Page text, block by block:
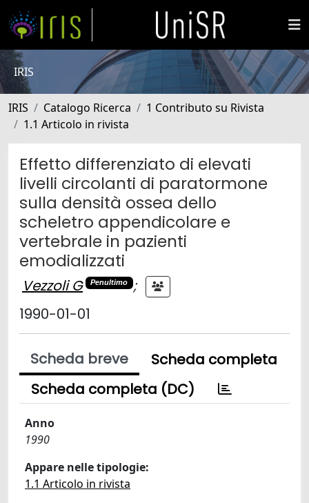
IRIS
IRIS Catalogo Ricerca
1 Contributo su Rivista
1.1 Articolo in rivista
Effetto differenziato di elevati
livelli circolanti di paratormone
sulla densità ossea dello
scheletro appendicolare e
vertebrale in pazienti
emodializzati
Vezzoli G Penultimo
;
1990-01-01
Scheda breve
Scheda completa
Scheda completa (DC)
Anno
1990
Appare nelle tipologie:
1.1 Articolo in rivista